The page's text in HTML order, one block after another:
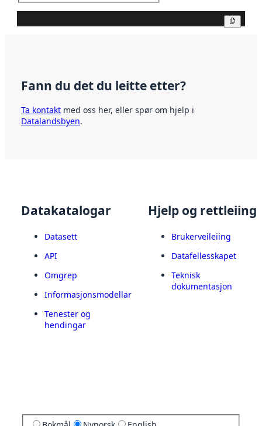
Fann du det du leitte etter?
Ta kontakt med oss her, eller spør om hjelp i
Datalandsbyen.
Datakatalogar
Datasett
API
Omgrep
Informasjonsmodellar
Tenester og
hendingar
Hjelp og rettleiing
Brukerveileiing
Datafellesskapet
Teknisk
dokumentasjon